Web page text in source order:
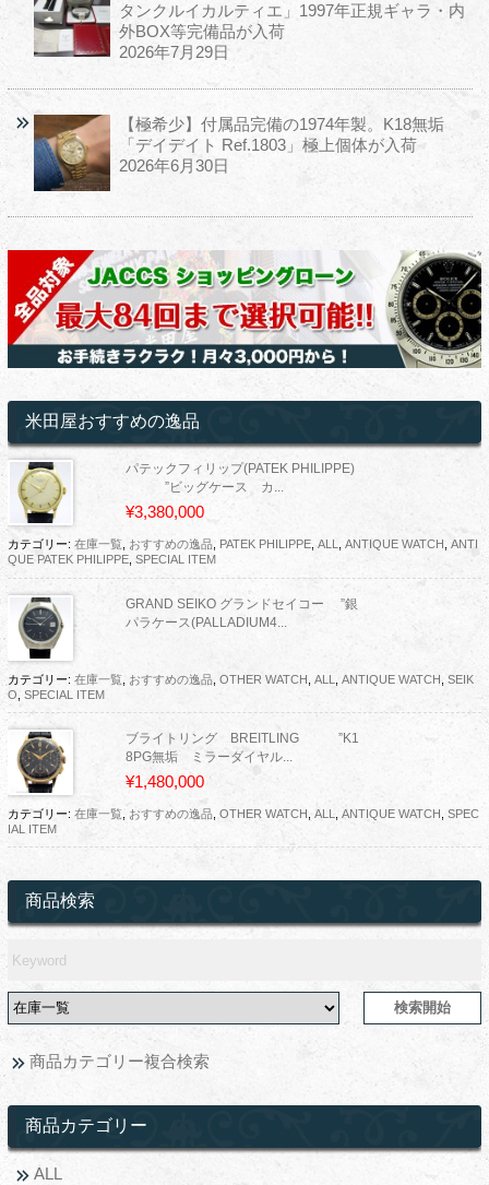
タンクルイカルティエ」1997年正規ギャラ・内
外BOX等完備品が入荷
2026年7月29日
【極希少】付属品完備の1974年製。K18無垢
「デイデイト Ref.1803」極上個体が入荷
2026年6月30日
米田屋おすすめの逸品
パテックフィリップ(PATEK PHILIPPE)
”ビッグケース カ...
¥3,380,000
カテゴリー: 在庫一覧, おすすめの逸品 PATEK PHILIPPE, ALL ANTIQUE WATCH
ANTI
QUE PATEK PHILIPPE, SPECIAL ITEM
GRAND SEIKO グランドセイコー ”銀
パラケース(PALLADIUM4...
カテゴリー: 在庫一覧, おすすめの逸品, OTHER WATCH ALL ANTIQUE WATCH SEIK
O SPECIAL ITEM
ブライトリング BREITLING ”K1
8PG無垢 ミラーダイヤル...
¥1,480,000
カテゴリー: 在庫一覧, おすすめの逸品, OTHER WATCH , ALL, ANTIQUE WATCH , SPEC
IAL ITEM
商品検索
商品カテゴリー複合検索
商品カテゴリー
ALL